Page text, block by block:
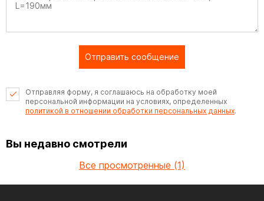
Отправить сообщение
Отправляя форму, я соглашаюсь на обработку моей
персональной информации на условиях, определенных
политикой в отношении обработки персональных данных.
Вы недавно смотрели
Все просмотренные (1)